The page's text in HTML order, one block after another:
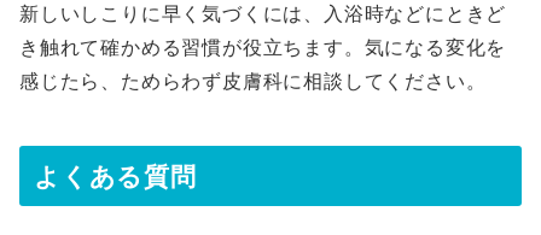
新しいしこりに早く気づくには、入浴時などにときど
き触れて確かめる習慣が役立ちます。気になる変化を
感じたら、ためらわず皮膚科に相談してください。
よくある質問